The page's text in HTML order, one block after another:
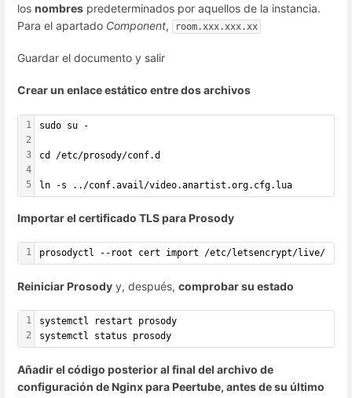
los nombres predeterminados por aquellos de la instancia.
Para el apartado Component, room.xxx.xxx.xx
Guardar el documento y salir
Crear un enlace estático entre dos archivos
1
2
3
4
5
sudo su -
cd /etc/prosody/conf.d
ln -s ../conf.avail/video.anartist.org.cfg.lua
Importar el certificado TLS para Prosody
1 prosodyctl --root cert import /etc/letsencrypt/live/
Reiniciar Prosody y, después, comprobar su estado
1
2
systemctl restart prosody
systemctl status prosody
Añadir el código posterior al final del archivo de
configuración de Nginx para Peertube, antes de su último